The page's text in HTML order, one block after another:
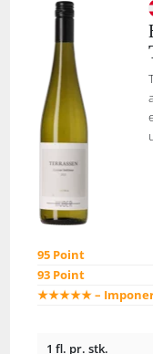
95 Point
93 Point
★★★★★ –
1 fl. pr. stk.